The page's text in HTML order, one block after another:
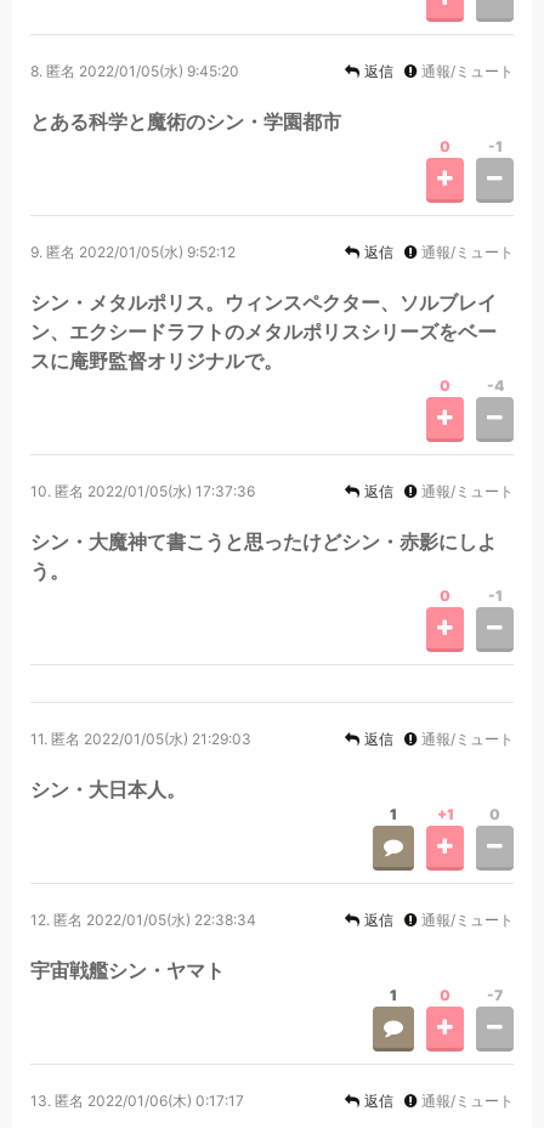
8. 匿名 2022/01/05(水) 9:45:20 返信 通報/ミュート
とある科学と魔術のシン・学園都市
0 -1
9. 匿名 2022/01/05(水) 9:52:12 返信 通報/ミュート
シン・メタルポリス。ウィンスペクター、ソルブレイ
ン、エクシードラフトのメタルポリスシリーズをベー
スに庵野監督オリジナルで。
0 -4
10. 匿名 2022/01/05(水) 17:37:36 返信 通報/ミュート
シン・大魔神て書こうと思ったけどシン・赤影にしよ
う。
0 -1
11. 匿名 2022/01/05(水) 21:29:03 返信 通報/ミュート
シン・大日本人。
1 +1 0
12. 匿名 2022/01/05(水) 22:38:34 返信 通報/ミュート
宇宙戦艦シン・ヤマト
1 0 -7
13. 匿名 2022/01/06(木) 0:17:17 返信 通報/ミュート